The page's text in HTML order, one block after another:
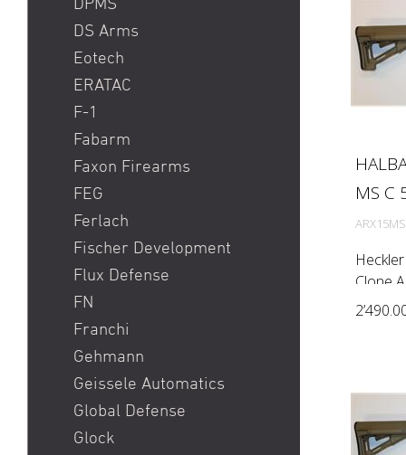
DPMS
DS Arms
Eotech
ERATAC
F-1
Fabarm
Faxon Firearms
FEG
Ferlach
Fischer Development
Flux Defense
FN
Franchi
Gehmann
Geissele Automatics
Global Defense
Glock
MS C
Clone
Rem)